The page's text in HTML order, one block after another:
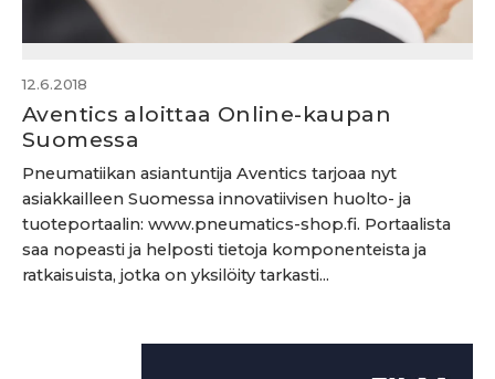
12.6.2018
Aventics aloittaa Online-kaupan
Suomessa
Pneumatiikan asiantuntija Aventics tarjoaa nyt
asiakkailleen Suomessa innovatiivisen huolto- ja
tuoteportaalin: www.pneumatics-shop.fi. Portaalista
saa nopeasti ja helposti tietoja komponenteista ja
ratkaisuista, jotka on yksilöity tarkasti...